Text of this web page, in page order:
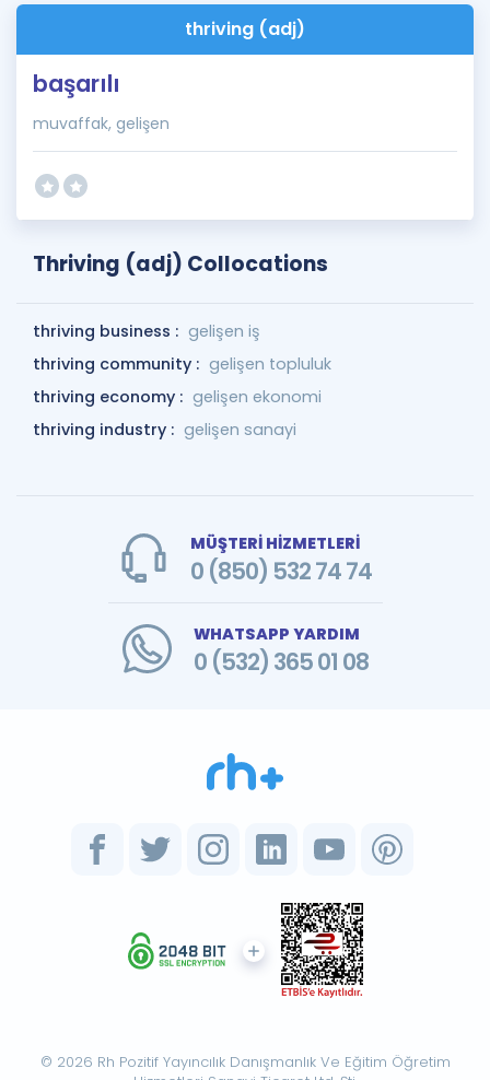
thriving (adj)
başarılı
muvaffak, gelişen
Thriving (adj) Collocations
thriving business : gelişen iş
thriving community : gelişen topluluk
thriving economy : gelişen ekonomi
thriving industry : gelişen sanayi
MÜŞTERİ HİZMETLERİ
0 (850) 532 74 74
WHATSAPP YARDIM
0 (532) 365 01 08
© 2026 Rh Pozitif Yayıncılık Danışmanlık Ve Eğitim Öğretim